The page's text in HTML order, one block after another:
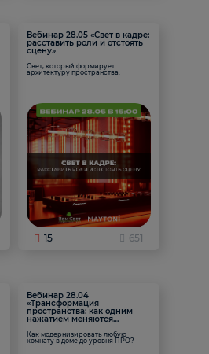
Вебинар 28.05 «Свет в кадре:
расставить роли и отстоять
сцену»
Свет, который формирует
архитектуру пространства.
15 651
Вебинар 28.04
«Трансформация
пространства: как одним
нажатием меняются
Как модернизировать любую
комнату в доме до уровня ПРО?